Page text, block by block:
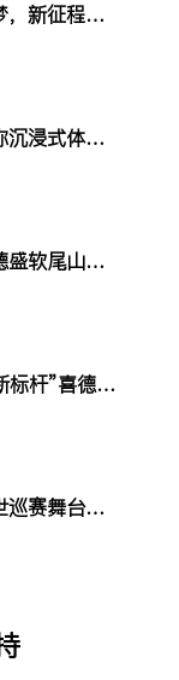
三十载匠心筑梦，新征程再启华章！喜德盛30周年庆典大会圆满举行！
持续火爆！带你沉浸式体验喜德盛2025上海展！
引爆全场！喜德盛软尾山地车“悍马、烈马、野马”成为赛场焦点！
“超维进化·全新标杆”喜德盛2025春季新品发布会盛大启幕!
中国车手重返世巡赛舞台暨喜德盛阿斯塔纳世界车队签约中国车手苏浩钰媒体见面会举行 XDS喜德盛